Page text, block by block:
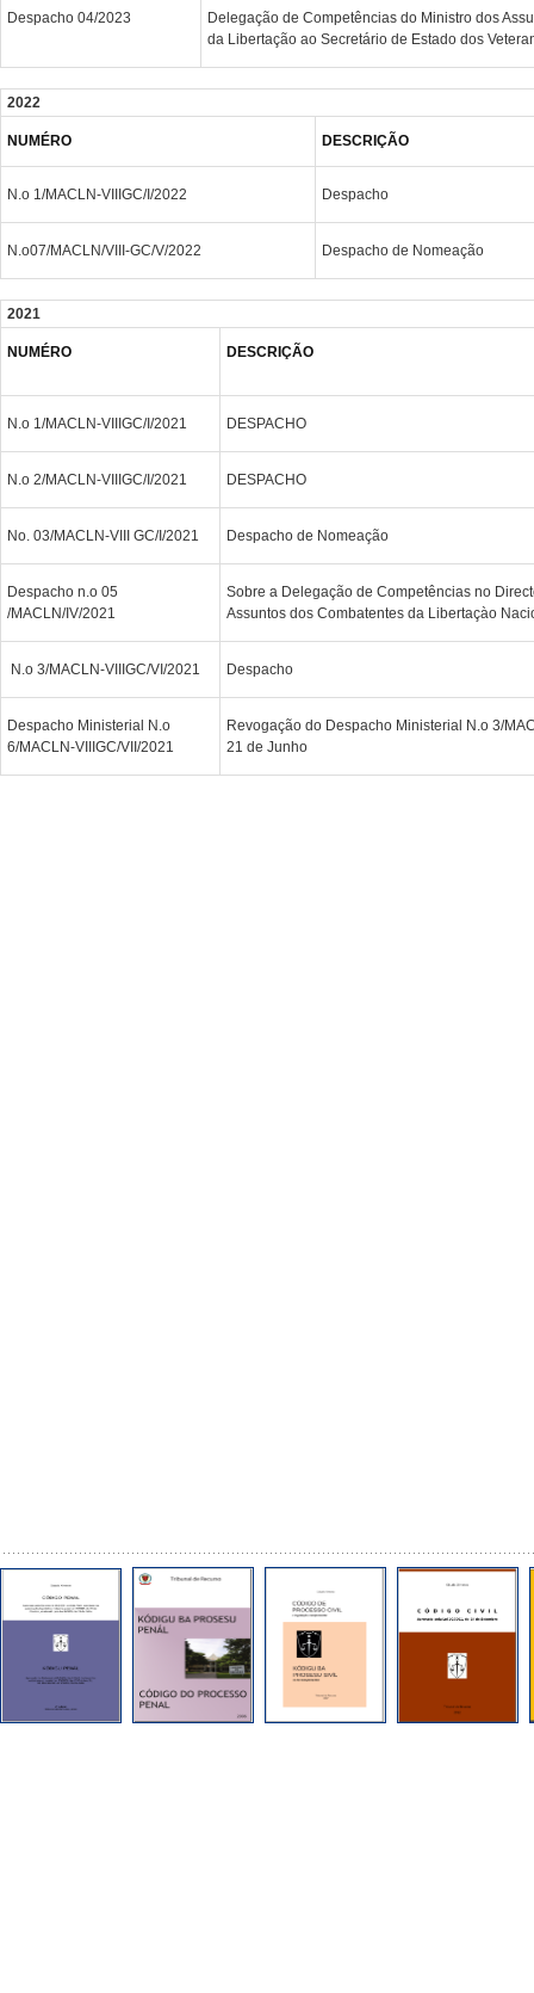
Despacho 04/2023
Delegação de Competências do Ministro dos
da Libertação ao Secretário de Estado dos
2022
NUMÉRO DESCRIÇÃO
N.o 1/MACLN-VIIIGC/I/2022 Despacho
N.o07/MACLN/VIII-GC/V/2022 Despacho de Nomeação
2021
NUMÉRO DESCRIÇÃO
N.o 1/MACLN-VIIIGC/I/2021 DESPACHO
N.o 2/MACLN-VIIIGC/I/2021 DESPACHO
No. 03/MACLN-VIII GC/I/2021 Despacho de Nomeação
Despacho n.o 05
/MACLN/IV/2021
Sobre a Delegação de Competências no
Assuntos dos Combatentes da Libertaçào
N.o 3/MACLN-VIIIGC/VI/2021 Despacho
Despacho Ministerial N.o
6/MACLN-VIIIGC/VII/2021
Revogação do Despacho Ministerial N.o 3/
21 de Junho